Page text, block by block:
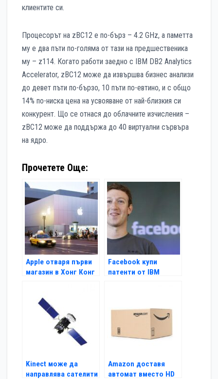
клиентите си.
Процесорът на zBC12 е по-бърз – 4.2 GHz, а паметта
му е два пъти по-голяма от тази на предшественика
му – z114. Когато работи заедно с IBM DB2 Analytics
Accelerator, zBC12 може да извършва бизнес анализи
до девет пъти по-бързо, 10 пъти по-евтино, и с общо
14% по-ниска цена на усвояване от най-близкия си
конкурент. Що се отнася до облачните изчисления –
zBC12 може да поддържа до 40 виртуални сървъра
на ядро.
Прочетете Още:
Apple отваря първи
магазин в Хонг Конг
Facebook купи
патенти от IBM
Kinect може да
направлява сателити
Amazon доставя
автомат вместо HD